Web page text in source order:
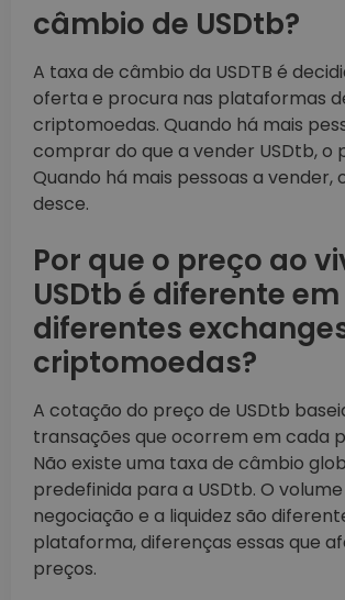
câmbio de USDtb?
A taxa de câmbio da USDTB é
oferta e procura nas plataformas
criptomoedas. Quando há mais
comprar do que a vender USDtb, o
Quando há mais pessoas a vender,
desce.
Por que o preço ao
USDtb é diferente em
diferentes
criptomoedas?
A cotação do preço de USDtb
transações que ocorrem em cada
Não existe uma taxa de câmbio
predefinida para a USDtb. O
negociação e a liquidez são
plataforma, diferenças essas que
preços.